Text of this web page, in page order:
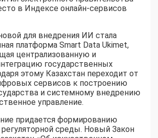
в Индексе онлайн-сервисов
для внедрения ИИ стала
платформа Smart Data Ukimet,
централизованную и
государственных
этому Казахстан переходит от
сервисов к построению
и системному внедрению
управление.
придается формированию
среды. Новый Закон